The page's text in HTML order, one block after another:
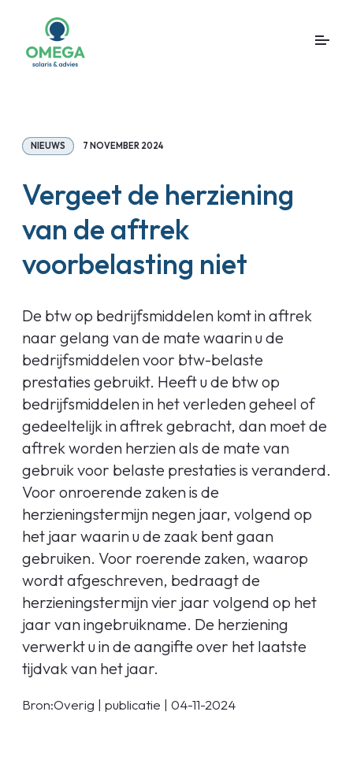
NIEUWS 7 NOVEMBER 2024
Vergeet de herziening
van de aftrek
voorbelasting niet
De btw op bedrijfsmiddelen komt in aftrek
naar gelang van de mate waarin u de
bedrijfsmiddelen voor btw-belaste
prestaties gebruikt. Heeft u de btw op
bedrijfsmiddelen in het verleden geheel of
gedeeltelijk in aftrek gebracht, dan moet de
aftrek worden herzien als de mate van
gebruik voor belaste prestaties is veranderd.
Voor onroerende zaken is de
herzieningstermijn negen jaar, volgend op
het jaar waarin u de zaak bent gaan
gebruiken. Voor roerende zaken, waarop
wordt afgeschreven, bedraagt de
herzieningstermijn vier jaar volgend op het
jaar van ingebruikname. De herziening
verwerkt u in de aangifte over het laatste
tijdvak van het jaar.
Bron:Overig | publicatie | 04-11-2024